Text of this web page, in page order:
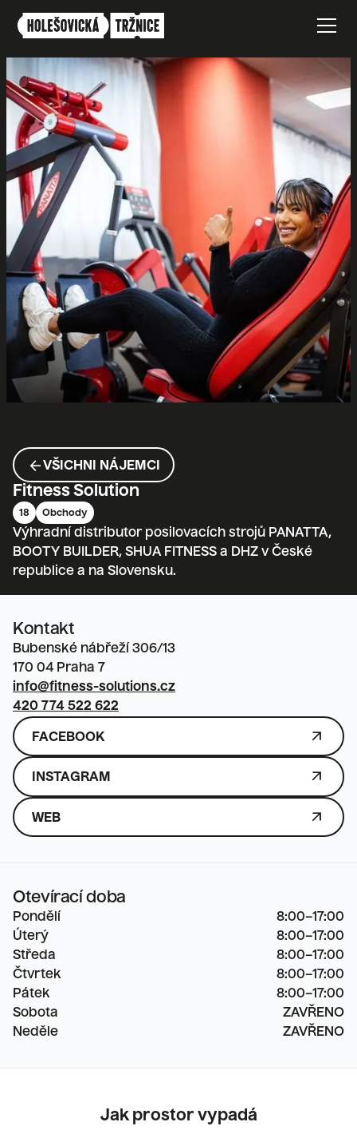
ARROW_BACKVŠICHNI NÁJEMCI
Fitness Solution
18 Obchody
Výhradní distributor posilovacích strojů PANATTA,
BOOTY BUILDER, SHUA FITNESS a DHZ v České
republice a na Slovensku.
Kontakt
Bubenské nábřeží 306/13
170 04 Praha 7
info@fitness-solutions.cz
420 774 522 622
FACEBOOK ARROW_OUTWARD
INSTAGRAM ARROW_OUTWARD
WEB ARROW_OUTWARD
Otevírací doba
Pondělí
Úterý
Středa
Čtvrtek
Pátek
Sobota
Neděle
8:00–17:00
8:00–17:00
8:00–17:00
8:00–17:00
8:00–17:00
ZAVŘENO
ZAVŘENO
Jak prostor vypadá